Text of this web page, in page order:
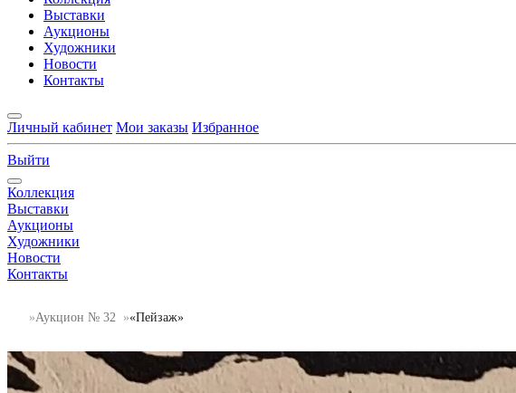
Выставки
Аукционы
Художники
Новости
Контакты
Личный кабинет Мои заказы Избранное
Выйти
Коллекция
Выставки
Аукционы
Художники
Новости
Контакты
Аукцион № 32 «Пейзаж»